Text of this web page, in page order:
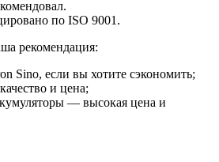
по ISO 9001.
рекомендация:
Sino, если вы хотите сэкономить;
и цена;
— высокая цена и